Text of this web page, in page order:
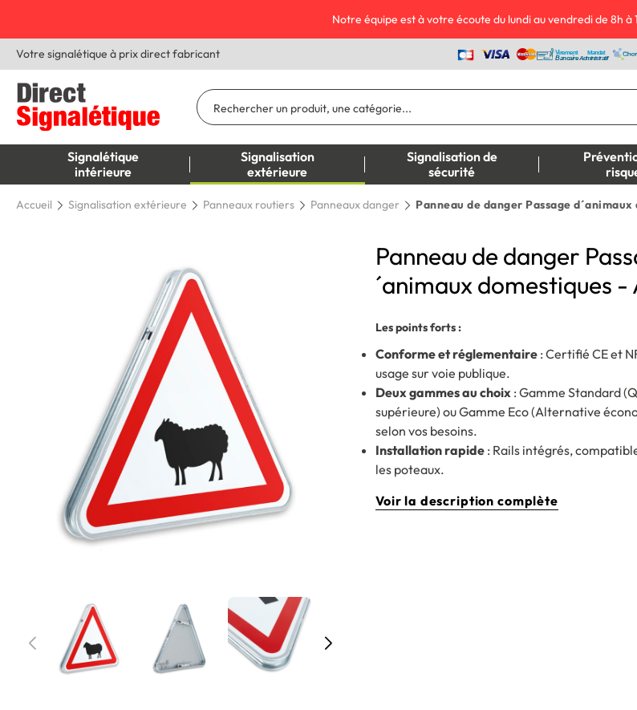
Notre équipe est à votre écoute du lundi au vendredi de 8h à
Votre signalétique à prix direct fabricant
Signalétique
intérieure
Signalisation
extérieure
Signalisation de
sécurité
Accueil Signalisation extérieure Panneaux routiers Panneaux danger Panneau de danger Passage
Panneau de danger
´animaux domestiques -
Les points forts :
Conforme et réglementaire : Certifié CE et
usage sur voie publique.
Deux gammes au choix : Gamme Standard
supérieure) ou Gamme Eco (Alternative
selon vos besoins.
Installation rapide : Rails intégrés,
les poteaux.
Voir la description complète